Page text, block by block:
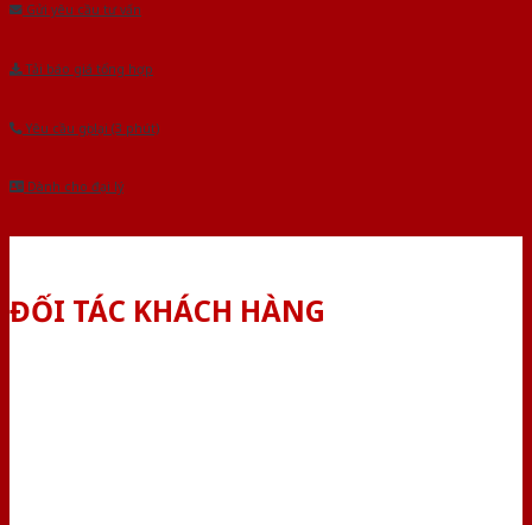
Gửi yêu cầu tư vấn
Tải báo giá tổng hợp
Yêu cầu gọi lại (3 phút)
Dành cho đại lý
ĐỐI TÁC KHÁCH HÀNG